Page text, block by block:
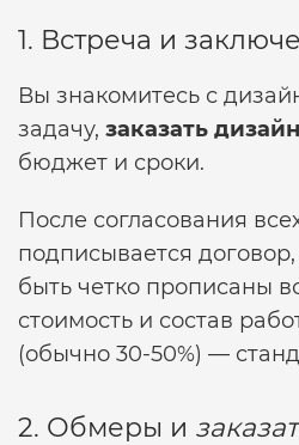
1. Встреча и
Вы знакомитесь с
задачу, заказать
бюджет и сроки.
После согласования
подписывается
быть четко прописаны
стоимость и состав
(обычно 30-50%) —
2. Обмеры и